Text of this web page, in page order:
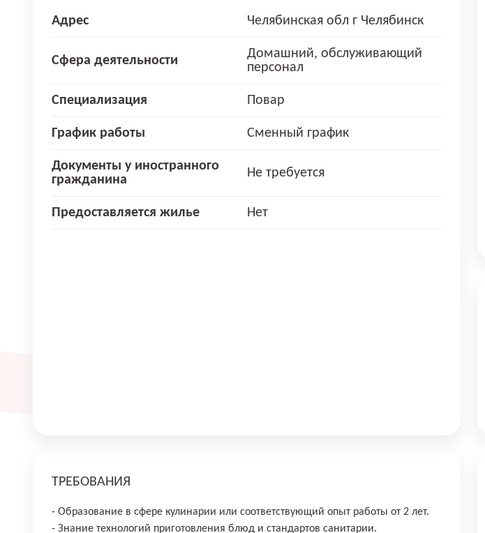
Адрес Челябинская обл г Челябинск
Сфера деятельности
Домашний, обслуживающий
персонал
Специализация Повар
График работы Сменный график
Документы у иностранного
гражданина
Не требуется
Предоставляется жилье Нет
ТРЕБОВАНИЯ
- Образование в сфере кулинарии или соответствующий опыт работы от 2 лет.
- Знание технологий приготовления блюд и стандартов санитарии.